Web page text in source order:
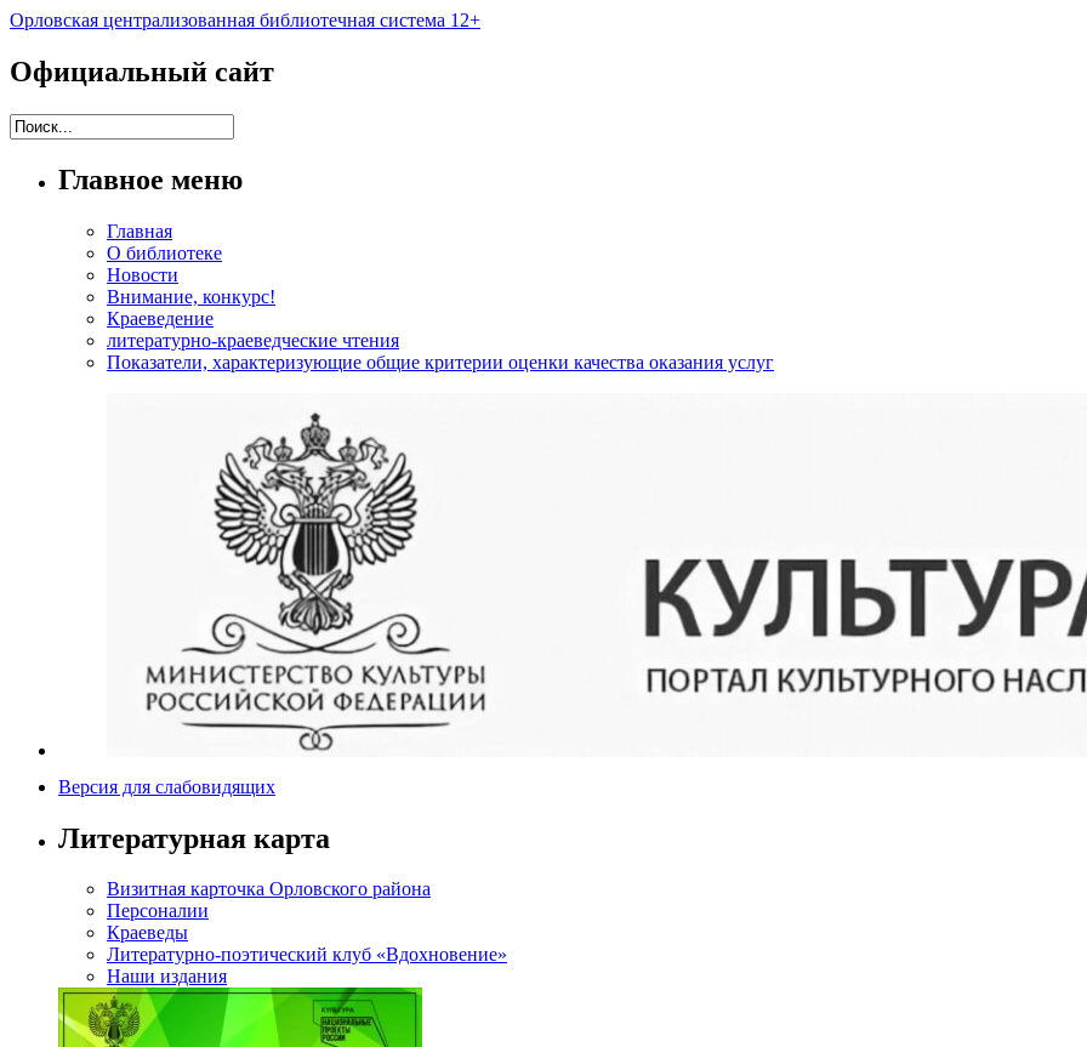
Орловская централизованная библиотечная система 12+
Официальный сайт
Главное меню
Главная
О библиотеке
Новости
Внимание, конкурс!
Краеведение
литературно-краеведческие чтения
Показатели, характеризующие общие критерии оценки качества оказания услуг
Версия для слабовидящих
Литературная карта
Визитная карточка Орловского района
Персоналии
Краеведы
Литературно-поэтический клуб «Вдохновение»
Наши издания